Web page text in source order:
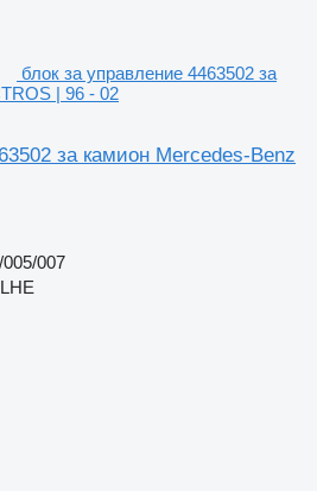
блок за управление 4463502 за
| 96 - 02
за камион Mercedes-Benz
007